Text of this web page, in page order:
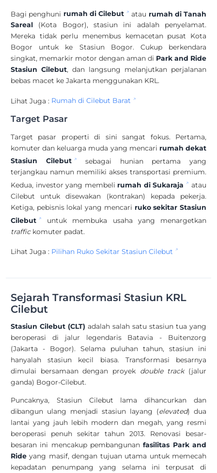
Bagi penghuni rumah di Cilebut atau rumah di Tanah
Sareal (Kota Bogor), stasiun ini adalah penyelamat.
Mereka tidak perlu menembus kemacetan pusat Kota
Bogor untuk ke Stasiun Bogor. Cukup berkendara
singkat, memarkir motor dengan aman di Park and Ride
Stasiun Cilebut, dan langsung melanjutkan perjalanan
bebas macet ke Jakarta menggunakan KRL.
Lihat Juga : Rumah di Cilebut Barat
Target Pasar
Target pasar properti di sini sangat fokus. Pertama,
komuter dan keluarga muda yang mencari rumah dekat
Stasiun Cilebut
sebagai hunian pertama yang
terjangkau namun memiliki akses transportasi premium.
Kedua, investor yang membeli rumah di Sukaraja
atau
Cilebut untuk disewakan (kontrakan) kepada pekerja.
Ketiga, pebisnis lokal yang mencari ruko sekitar Stasiun
Cilebut
untuk membuka usaha yang menargetkan
traffickomuter padat.
Lihat Juga : Pilihan Ruko Sekitar Stasiun Cilebut
Sejarah Transformasi Stasiun KRL
Cilebut
Stasiun Cilebut (CLT) adalah salah satu stasiun tua yang
beroperasi di jalur legendaris Batavia - Buitenzorg
(Jakarta - Bogor). Selama puluhan tahun, stasiun ini
hanyalah stasiun kecil biasa. Transformasi besarnya
dimulai bersamaan dengan proyek double track(jalur
ganda) Bogor-Cilebut.
Puncaknya, Stasiun Cilebut lama dihancurkan dan
dibangun ulang menjadi stasiun layang (elevated) dua
lantai yang jauh lebih modern dan megah, yang resmi
beroperasi penuh sekitar tahun 2013. Renovasi besar-
besaran ini mencakup pembangunanfasilitas Park and
Ride yang masif, dengan tujuan utama untuk memecah
kepadatan penumpang yang selama ini terpusat di